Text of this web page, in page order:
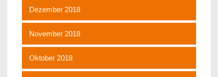
Dezember 2018
November 2018
Oktober 2018